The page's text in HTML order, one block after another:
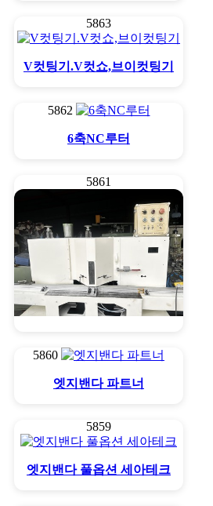
5863
V컷팅기.V컷쇼,브이컷팅기
5862
6축NC루터
5861
5860
엣지밴다 파트너
5859
엣지밴다 풀옵션 세아테크